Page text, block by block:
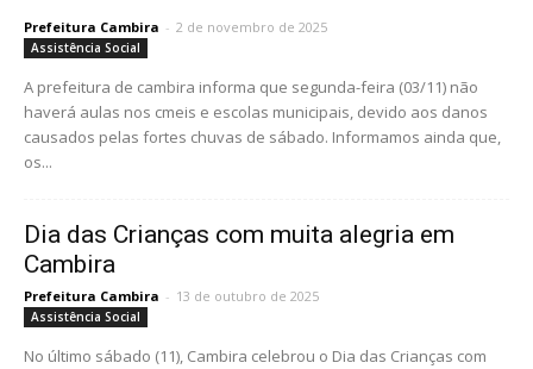
Prefeitura Cambira - 2 de novembro de 2025
Assistência Social
A prefeitura de cambira informa que segunda-feira (03/11) não
haverá aulas nos cmeis e escolas municipais, devido aos danos
causados pelas fortes chuvas de sábado. Informamos ainda que,
os...
Dia das Crianças com muita alegria em
Cambira
Prefeitura Cambira - 13 de outubro de 2025
Assistência Social
No último sábado (11), Cambira celebrou o Dia das Crianças com